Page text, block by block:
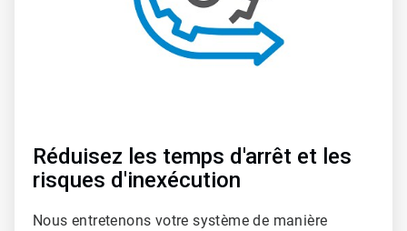
Réduisez les temps d'arrêt et les
risques d'inexécution
Nous entretenons votre système de manière